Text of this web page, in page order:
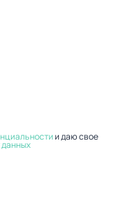
и даю свое